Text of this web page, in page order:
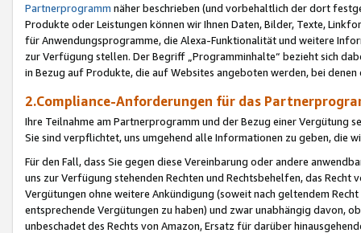
Partnerprogramm näher beschrieben (und vorbehaltlich der dort
Produkte oder Leistungen können wir Ihnen Daten, Bilder, Texte,
für Anwendungsprogramme, die Alexa-Funktionalität und weitere
zur Verfügung stellen. Der Begriff „Programminhalte“ bezieht sich
in Bezug auf Produkte, die auf Websites angeboten werden, bei
2.Compliance-Anforderungen für das
Ihre Teilnahme am Partnerprogramm und der Bezug einer Vergütung
Sie sind verpflichtet, uns umgehend alle Informationen zu geben, die
Für den Fall, dass Sie gegen diese Vereinbarung oder andere
uns zur Verfügung stehenden Rechten und Rechtsbehelfen, das
Vergütungen ohne weitere Ankündigung (soweit nach geltendem
entsprechende Vergütungen zu haben) und zwar unabhängig davon,
unbeschadet des Rechts von Amazon, Ersatz für darüber